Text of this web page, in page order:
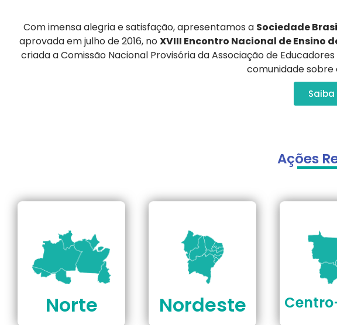
Com imensa alegria e satisfação, apresentamos a Sociedade
aprovada em julho de 2016, noXVIII Encontro Nacional de Ensino
criada a Comissão Nacional Provisória da Associação de
comunidade sobre
Saiba
Ações
Norte Nordeste